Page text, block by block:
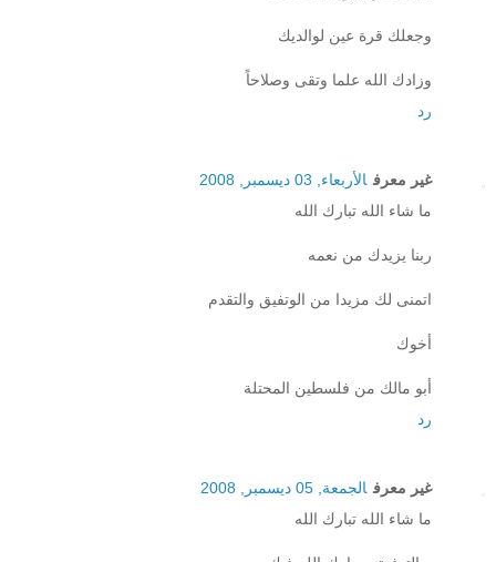
وجعلك قرة عين لوالديك
وزادك الله علما وتقى وصلاحاً
رد
غير معرف الأربعاء, 03 ديسمبر, 2008
ما شاء الله تبارك الله
ربنا يزيدك من نعمه
اتمنى لك مزيدا من الوتفيق والتقدم
أخوك
أبو مالك من فلسطين المحتلة
رد
غير معرف الجمعة, 05 ديسمبر, 2008
ما شاء الله تبارك الله